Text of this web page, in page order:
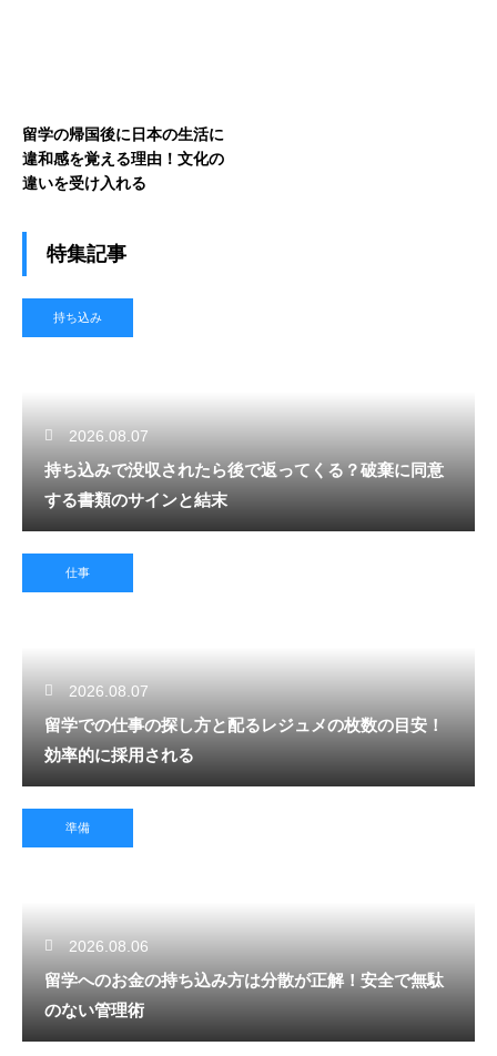
留学の帰国後に日本の生活に
違和感を覚える理由！文化の
違いを受け入れる
特集記事
持ち込み
2026.08.07
持ち込みで没収されたら後で返ってくる？破棄に同意
する書類のサインと結末
仕事
2026.08.07
留学での仕事の探し方と配るレジュメの枚数の目安！
効率的に採用される
準備
2026.08.06
留学へのお金の持ち込み方は分散が正解！安全で無駄
のない管理術